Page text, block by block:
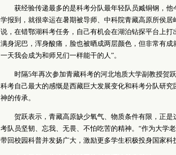
获经验传递最多的是科考分队最年轻队员臧铜钢，他
学报到，就很幸运在暑期被导师、 中科院青藏高原所侯居
说，在错鄂湖科考任务，自己有机会在湖泊钻探平台上打
满身泥巴，浑身酸痛，脸也被晒成两层颜色，但非常有
一天我会成为和师兄们一样能干的人”。
时隔5年再次参加青藏科考的河北地质大学副教授贺
科考自己最大的感慨是西藏巨大发展变化和科考分队研
神的传承。
贺跃表示，青藏高原缺少氧气、物质条件有限，正
考队员坚韧、忘我、无畏、不怕吃苦的精神。“作为大学
带回校园科普并发扬广大，激励更多学生积极投身国家科